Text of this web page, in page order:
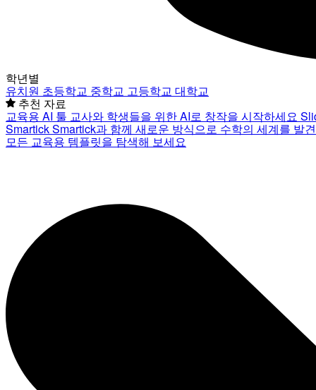
학년별
유치원 초등학교 중학교 고등학교 대학교
추천 자료
교육용 AI 툴 교사와 학생들을 위한 AI로 창작을 시작하세요
SmartickSmartick과 함께 새로운 방식으로 수학의 세계를 발
모든 교육용 템플릿을 탐색해 보세요